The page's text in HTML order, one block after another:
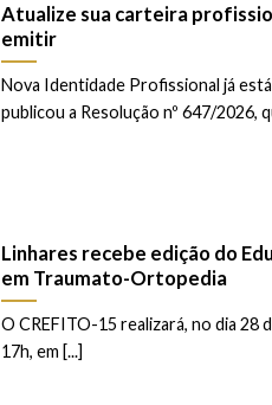
Atualize sua carteira
emitir
Nova Identidade Profissional já
publicou a Resolução nº 647/2026,
Linhares recebe edição do
em Traumato-Ortopedia
O CREFITO-15 realizará, no dia 28
17h, em [...]